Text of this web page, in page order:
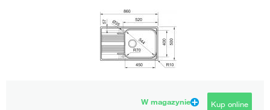
W magazynie
Kup online